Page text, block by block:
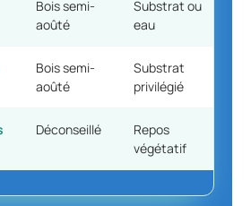
Bois semi-
aoûté
Substrat ou
eau
Bois semi-
aoûté
Substrat
privilégié
Déconseillé
Repos
végétatif